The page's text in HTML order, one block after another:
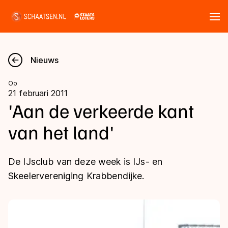
Nieuws
Kalender
Disciplines
Langebaan
Uitslagen
Nieuws
Op
21 februari 2011
'Aan de verkeerde kant
van het land'
De IJsclub van deze week is IJs- en
Skeelervereniging Krabbendijke.